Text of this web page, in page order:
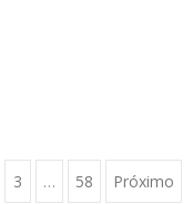
3 … 58 Próximo